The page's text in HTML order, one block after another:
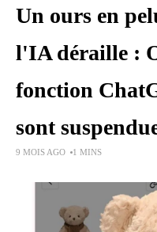
Un ours en
l'IA déraille :
fonction
sont
9 MOIS AGO 1 MINS